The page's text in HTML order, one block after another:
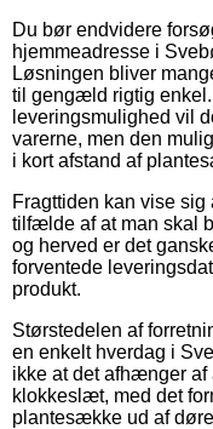
Du bør endvidere
hjemmeadresse i
Løsningen bliver
til gengæld rigtig
leveringsmulighed vil
varerne, men den
i kort afstand af
Fragttiden kan vise
tilfælde af at man skal
og herved er det
forventede
produkt.
Størstedelen af
en enkelt hverdag i
ikke at det afhænger af
klokkeslæt, med det
plantesække ud af